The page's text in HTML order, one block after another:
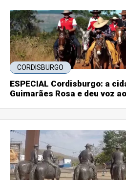
CORDISBURGO
ESPECIAL Cordisburgo: a
Guimarães Rosa e deu voz